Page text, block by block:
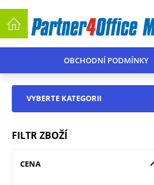
OBCHODNÍ PODMÍNKY
VYBERTE KATEGORII
FILTR ZBOŽÍ
CENA